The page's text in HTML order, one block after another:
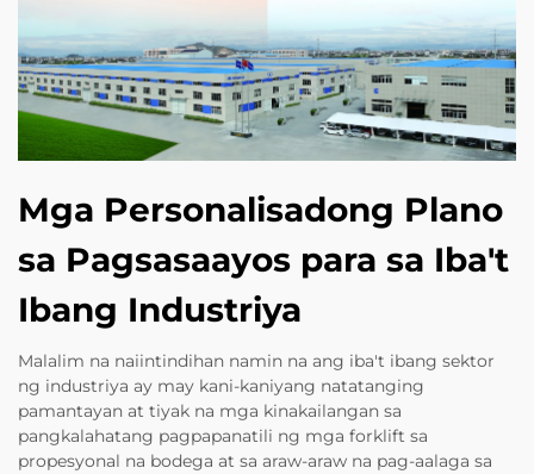
Mga Personalisadong Plano
sa Pagsasaayos para sa Iba't
Ibang Industriya
Malalim na naiintindihan namin na ang iba't ibang sektor
ng industriya ay may kani-kaniyang natatanging
pamantayan at tiyak na mga kinakailangan sa
pangkalahatang pagpapanatili ng mga forklift sa
propesyonal na bodega at sa araw-araw na pag-aalaga sa